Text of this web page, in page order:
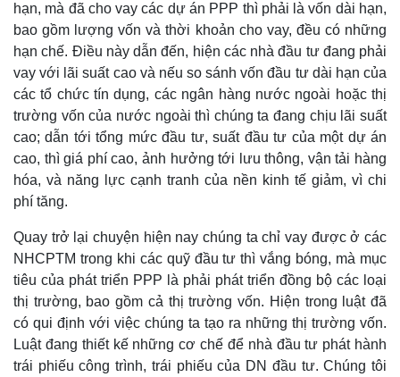
Cải chính
hạn, mà đã cho vay các dự án PPP thì phải là vốn dài hạn,
bao gồm lượng vốn và thời khoản cho vay, đều có những
hạn chế. Điều này dẫn đến, hiện các nhà đầu tư đang phải
vay với lãi suất cao và nếu so sánh vốn đầu tư dài hạn của
các tổ chức tín dụng, các ngân hàng nước ngoài hoặc thị
trường vốn của nước ngoài thì chúng ta đang chịu lãi suất
cao; dẫn tới tổng mức đầu tư, suất đầu tư của một dự án
cao, thì giá phí cao, ảnh hưởng tới lưu thông, vận tải hàng
hóa, và năng lực cạnh tranh của nền kinh tế giảm, vì chi
phí tăng.
Quay trở lại chuyện hiện nay chúng ta chỉ vay được ở các
NHCPTM trong khi các quỹ đầu tư thì vắng bóng, mà mục
tiêu của phát triển PPP là phải phát triển đồng bộ các loại
thị trường, bao gồm cả thị trường vốn. Hiện trong luật đã
có qui định với việc chúng ta tạo ra những thị trường vốn.
Luật đang thiết kế những cơ chế để nhà đầu tư phát hành
trái phiếu công trình, trái phiếu của DN đầu tư. Chúng tôi